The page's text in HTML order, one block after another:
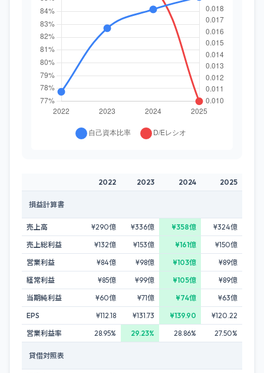
2022 2023 2024 2025
損益計算書
売上高 ¥290億 ¥336億 ¥358億
¥324億
売上総利益
¥132億 ¥153億 ¥161億
¥150億
営業利益
¥84億 ¥98億 ¥103億
¥89億
経常利益
¥85億 ¥99億 ¥105億
¥89億
当期純利益
¥60億 ¥71億 ¥74億
¥63億
EPS
¥112.18 ¥131.73 ¥139.90
¥120.22
営業利益率
28.95% 29.23% 28.86% 27.50%
貸借対照表